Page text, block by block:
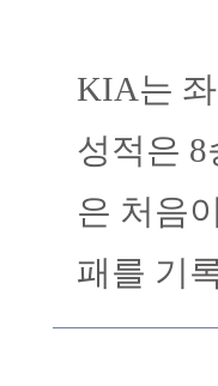
KIA는
성적은 8
은 처음
패를 기